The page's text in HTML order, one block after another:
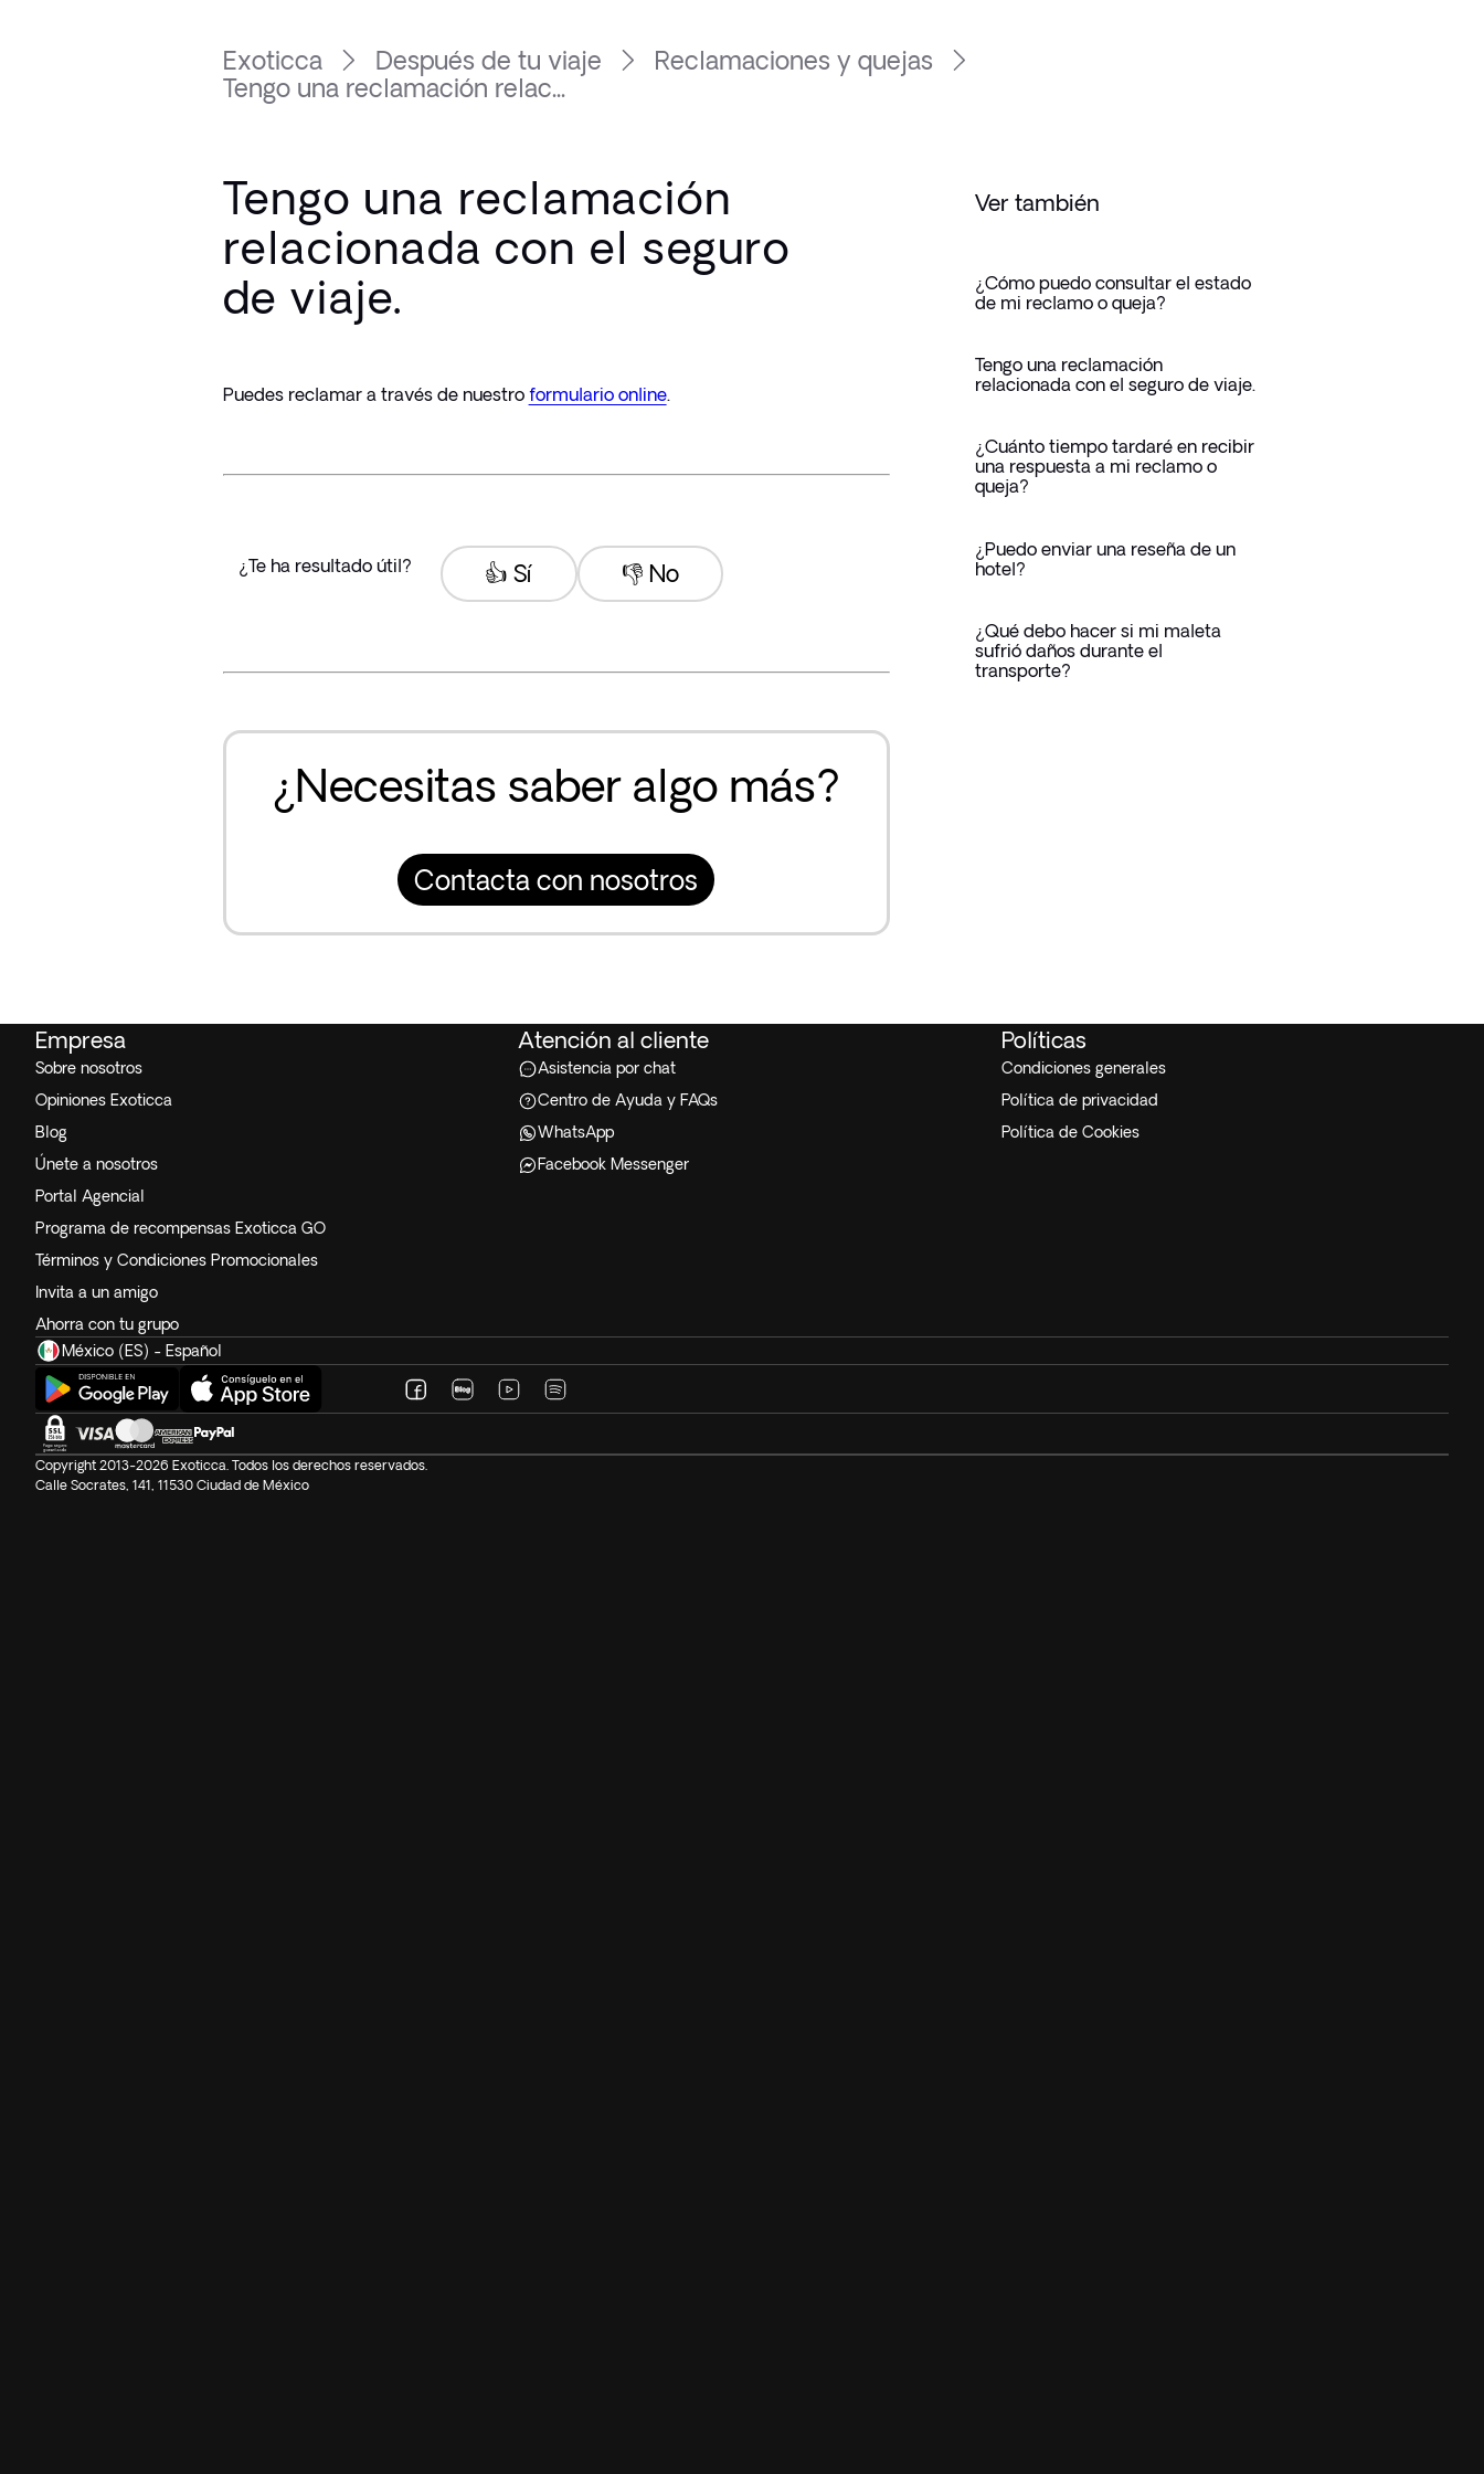
Exoticca Después de tu viaje
Reclamaciones y quejas
Tengo una reclamación relac...
Tengo una reclamación
relacionada con el seguro
de viaje.
Puedes reclamar a través de nuestro formulario online.
¿Te ha resultado útil? 👎 No
👍 Sí
¿Necesitas saber algo más?
Contacta con nosotros
Ver también
¿Cómo puedo consultar el estado
de mi reclamo o queja?
Tengo una reclamación
relacionada con el seguro de viaje.
¿Cuánto tiempo tardaré en recibir
una respuesta a mi reclamo o
queja?
¿Puedo enviar una reseña de un
hotel?
¿Qué debo hacer si mi maleta
sufrió daños durante el
transporte?